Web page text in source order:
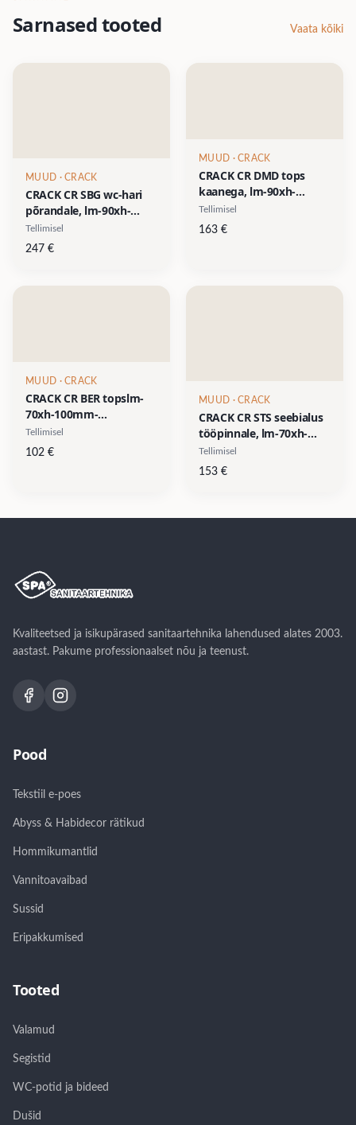
Sarnased tooted Vaata kõiki
MUUD · CRACK
CRACK CR SBG wc-hari
põrandale, lm-90xh-
380mm- krakleeklaas/
metallist osad kroom või
Tellimisel
247 €
MUUD · CRACK
CRACK CR DMD tops
kaanega, lm-90xh-
110mm- krakleeklaas/
metallist osad kroom või
Tellimisel
163 €
MUUD · CRACK
CRACK CR BER topslm-
70xh-100mm-
krakleeklaas/ kroom või
kuldse (24 karat)
Tellimisel
102 €
MUUD · CRACK
CRACK CR STS seebialus
tööpinnale, lm-70xh-
50mm- krakleeklaas/
kroom või kuldse (24
Tellimisel
153 €
Kvaliteetsed ja isikupärased sanitaartehnika lahendused alates 2003.
aastast. Pakume professionaalset nõu ja teenust.
Pood
Tekstiil e-poes
Abyss & Habidecor rätikud
Hommikumantlid
Vannitoavaibad
Sussid
Eripakkumised
Tooted
Valamud
Segistid
WC-potid ja bideed
Dušid